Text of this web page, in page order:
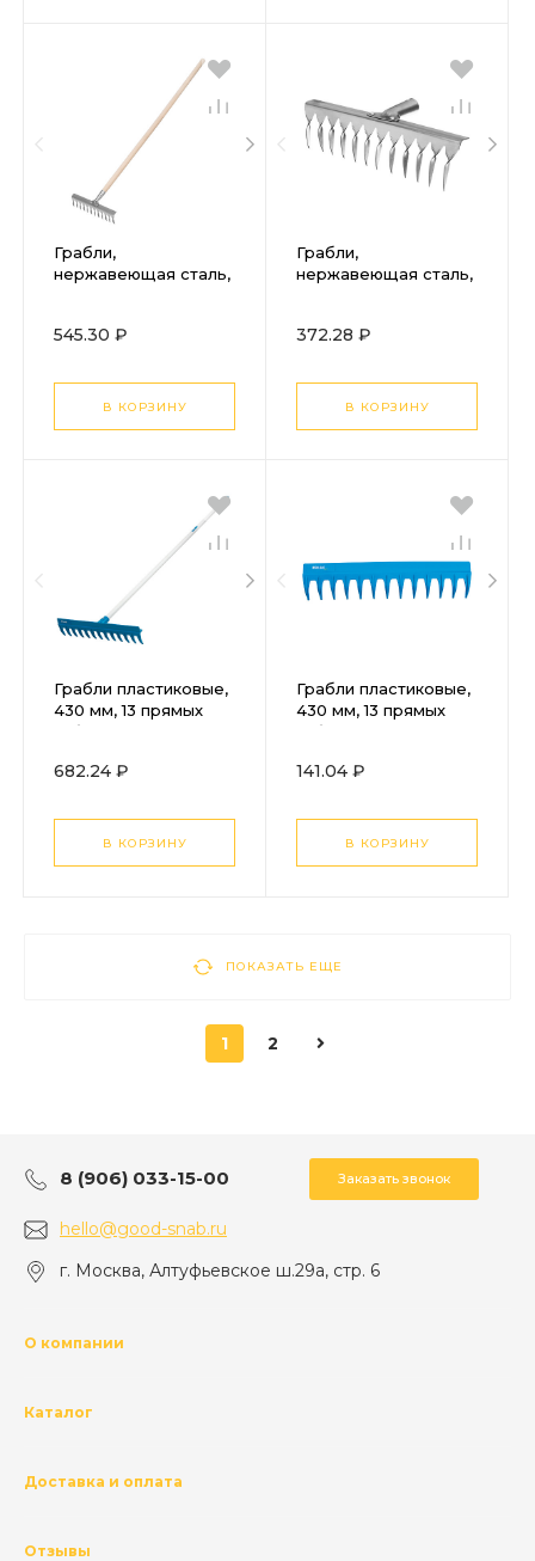
Грабли,
нержавеющая сталь,
деревянный
545.30 ₽
В КОРЗИНУ
Грабли,
нержавеющая сталь,
Сибртех
372.28 ₽
В КОРЗИНУ
Грабли пластиковые,
430 мм, 13 прямых
зубьев, усиленные,
черенок, Luxe,
682.24 ₽
В КОРЗИНУ
Грабли пластиковые,
430 мм, 13 прямых
зубьев, усиленные,
Palisad
141.04 ₽
В КОРЗИНУ
ПОКАЗАТЬ ЕЩЕ
1 2
8 (906) 033-15-00 Заказать звонок
hello@good-snab.ru
г. Москва, Алтуфьевское ш.29а, стр. 6
О компании
Каталог
Доставка и оплата
Отзывы